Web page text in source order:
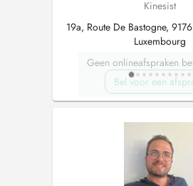
Kinesist
19a, Route De Bastogne,
Luxembourg
Geen onlineafspraken
Bel voor een